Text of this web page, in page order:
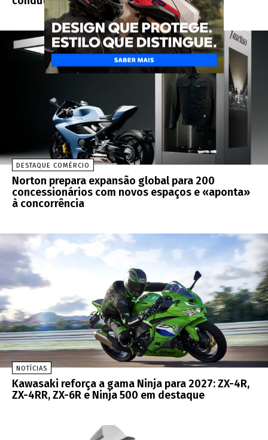
DESTAQUE COMÉRCIO
Norton prepara expansão global para 200
concessionários com novos espaços e «aponta»
à concorrência
NOTÍCIAS
Kawasaki reforça a gama Ninja para 2027: ZX-4R,
ZX-4RR, ZX-6R e Ninja 500 em destaque